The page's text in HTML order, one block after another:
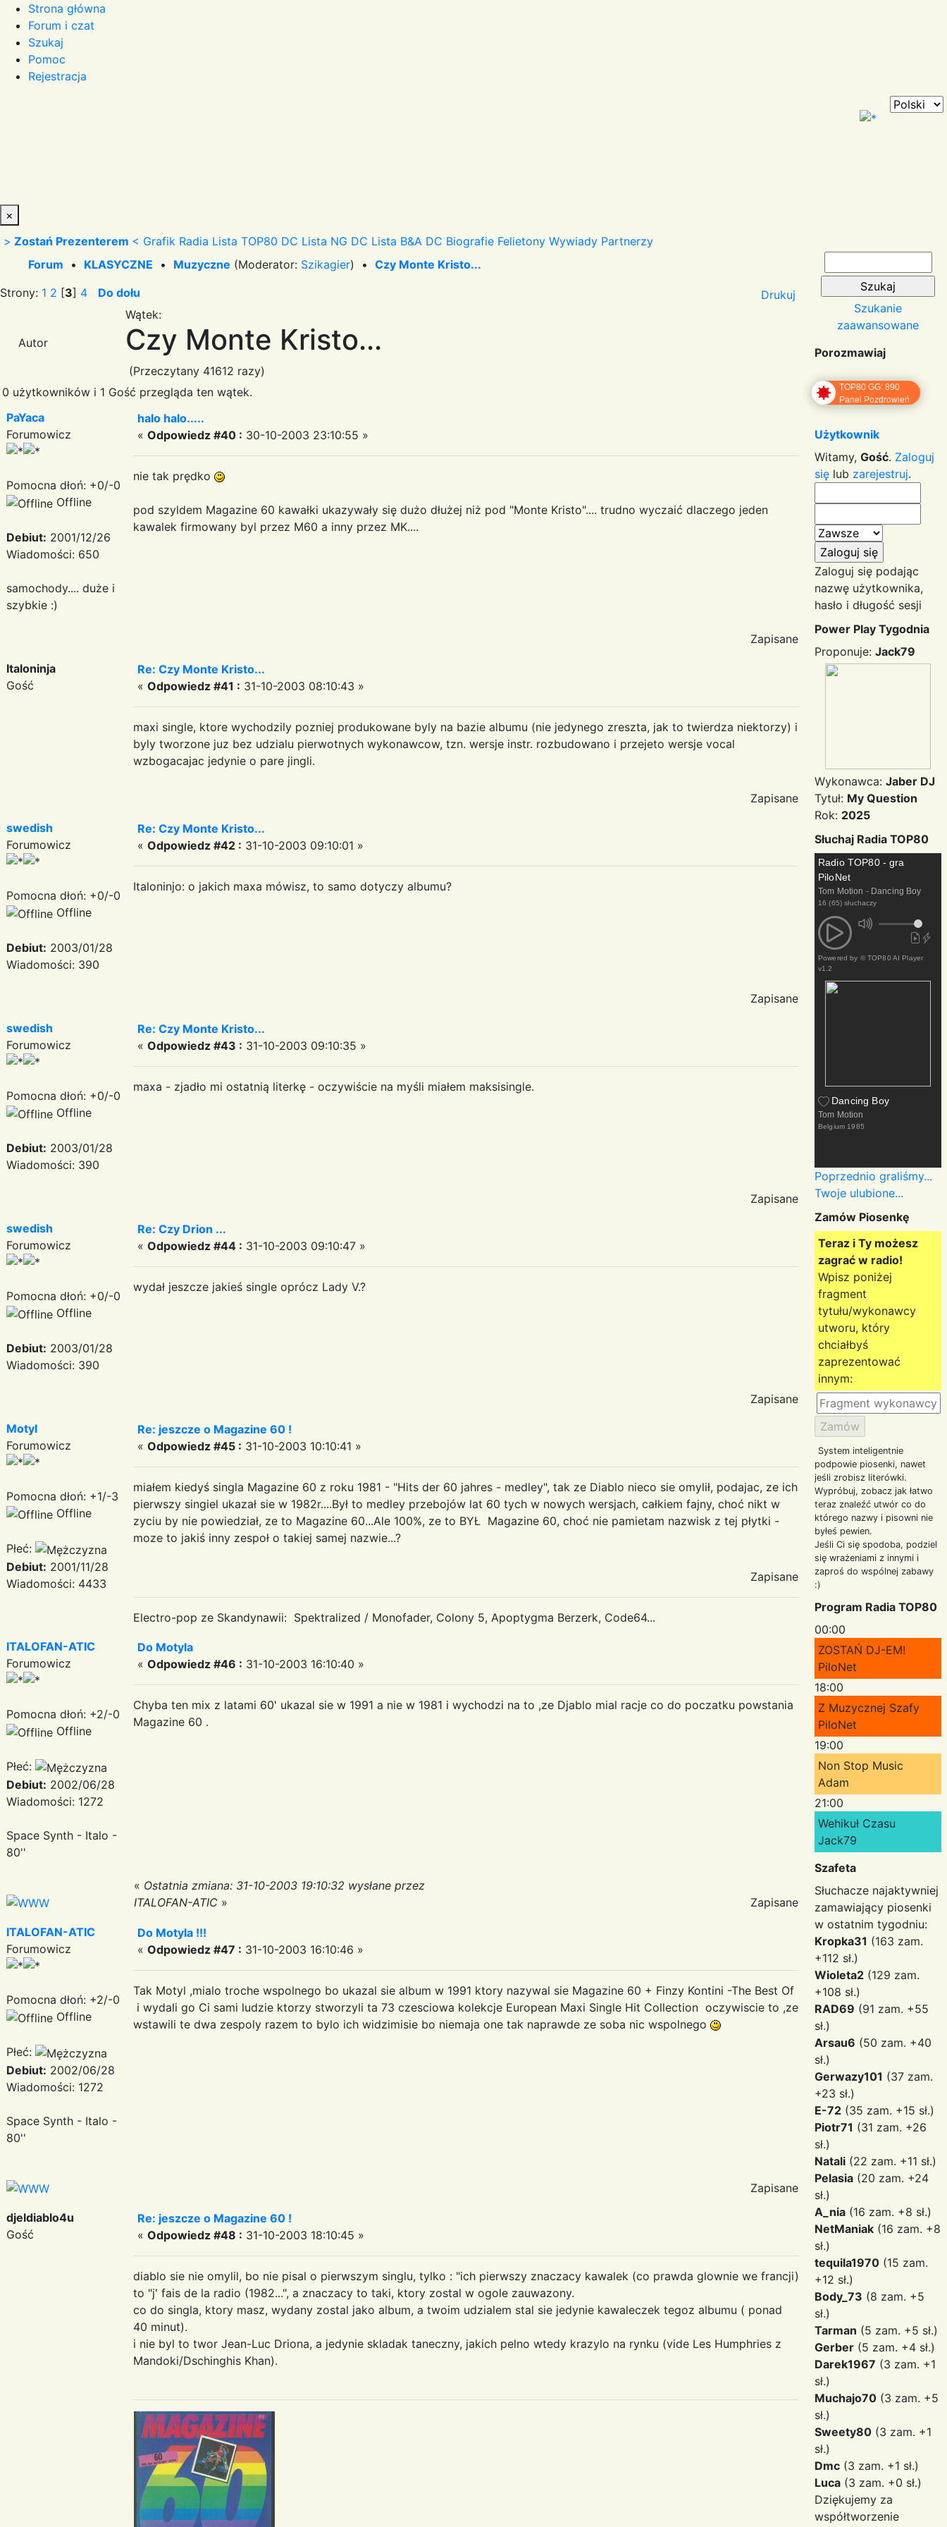
Strona główna
Forum i czat
Szukaj
Pomoc
Rejestracja
×
> Zostań Prezenterem < Grafik Radia Lista TOP80 DC Lista NG DC Lista B&A DC Biografie Felietony Wywiady Partnerzy
Forum • KLASYCZNE • Muzyczne (Moderator: Szikagier) • Czy Monte Kristo...
Strony: 1 2 [3] 4 Do dołu Drukuj
Autor
Wątek:
Czy Monte Kristo...
(Przeczytany 41612 razy)
0 użytkowników i 1 Gość przegląda ten wątek.
PaYaca
Forumowicz
Pomocna dłoń: +0/-0
Offline
Debiut: 2001/12/26
Wiadomości: 650
samochody.... duże i
szybkie :)
halo halo.....
« Odpowiedz #40 : 30-10-2003 23:10:55 »
nie tak prędko
pod szyldem Magazine 60 kawałki ukazywały się dużo dłużej niż pod "Monte Kristo".... trudno wyczaić dlaczego jeden
kawalek firmowany byl przez M60 a inny przez MK....
Zapisane
Italoninja
Gość
Re: Czy Monte Kristo...
« Odpowiedz #41 : 31-10-2003 08:10:43 »
maxi single, ktore wychodzily pozniej produkowane byly na bazie albumu (nie jedynego zreszta, jak to twierdza niektorzy) i
byly tworzone juz bez udzialu pierwotnych wykonawcow, tzn. wersje instr. rozbudowano i przejeto wersje vocal
wzbogacajac jedynie o pare jingli.
Zapisane
swedish
Forumowicz
Pomocna dłoń: +0/-0
Offline
Debiut: 2003/01/28
Wiadomości: 390
Re: Czy Monte Kristo...
« Odpowiedz #42 : 31-10-2003 09:10:01 »
Italoninjo: o jakich maxa mówisz, to samo dotyczy albumu?
Zapisane
swedish
Forumowicz
Pomocna dłoń: +0/-0
Offline
Debiut: 2003/01/28
Wiadomości: 390
Re: Czy Monte Kristo...
« Odpowiedz #43 : 31-10-2003 09:10:35 »
maxa - zjadło mi ostatnią literkę - oczywiście na myśli miałem maksisingle.
Zapisane
swedish
Forumowicz
Pomocna dłoń: +0/-0
Offline
Debiut: 2003/01/28
Wiadomości: 390
Re: Czy Drion ...
« Odpowiedz #44 : 31-10-2003 09:10:47 »
wydał jeszcze jakieś single oprócz Lady V.?
Zapisane
Motyl
Forumowicz
Pomocna dłoń: +1/-3
Offline
Płeć:
Debiut: 2001/11/28
Wiadomości: 4433
Re: jeszcze o Magazine 60 !
« Odpowiedz #45 : 31-10-2003 10:10:41 »
miałem kiedyś singla Magazine 60 z roku 1981 - "Hits der 60 jahres - medley", tak ze Diablo nieco sie omylił, podajac, ze ich
pierwszy singiel ukazał sie w 1982r....Był to medley przebojów lat 60 tych w nowych wersjach, całkiem fajny, choć nikt w
zyciu by nie powiedział, ze to Magazine 60...Ale 100%, ze to BYŁ Magazine 60, choć nie pamietam nazwisk z tej płytki -
moze to jakiś inny zespoł o takiej samej nazwie...?
Zapisane
Electro-pop ze Skandynawii: Spektralized / Monofader, Colony 5, Apoptygma Berzerk, Code64...
ITALOFAN-ATIC
Forumowicz
Pomocna dłoń: +2/-0
Offline
Płeć:
Debiut: 2002/06/28
Wiadomości: 1272
Space Synth - Italo -
80''
Do Motyla
« Odpowiedz #46 : 31-10-2003 16:10:40 »
Chyba ten mix z latami 60' ukazal sie w 1991 a nie w 1981 i wychodzi na to ,ze Djablo mial racje co do poczatku powstania
Magazine 60 .
« Ostatnia zmiana: 31-10-2003 19:10:32 wysłane przez
ITALOFAN-ATIC » Zapisane
ITALOFAN-ATIC
Forumowicz
Pomocna dłoń: +2/-0
Offline
Płeć:
Debiut: 2002/06/28
Wiadomości: 1272
Space Synth - Italo -
80''
Do Motyla !!!
« Odpowiedz #47 : 31-10-2003 16:10:46 »
Tak Motyl ,mialo troche wspolnego bo ukazal sie album w 1991 ktory nazywal sie Magazine 60 + Finzy Kontini -The Best Of
i wydali go Ci sami ludzie ktorzy stworzyli ta 73 czesciowa kolekcje European Maxi Single Hit Collection oczywiscie to ,ze
wstawili te dwa zespoly razem to bylo ich widzimisie bo niemaja one tak naprawde ze soba nic wspolnego
Zapisane
djeldiablo4u
Gość
Re: jeszcze o Magazine 60 !
« Odpowiedz #48 : 31-10-2003 18:10:45 »
diablo sie nie omylil, bo nie pisal o pierwszym singlu, tylko : "ich pierwszy znaczacy kawalek (co prawda glownie we francji)
to "j' fais de la radio (1982...", a znaczacy to taki, ktory zostal w ogole zauwazony.
co do singla, ktory masz, wydany zostal jako album, a twoim udzialem stal sie jedynie kawaleczek tegoz albumu ( ponad
40 minut).
i nie byl to twor Jean-Luc Driona, a jedynie skladak taneczny, jakich pelno wtedy krazylo na rynku (vide Les Humphries z
Mandoki/Dschinghis Khan).
Szukanie
zaawansowane
Porozmawiaj
TOP80 GG: 890
Panel Pozdrowień
Użytkownik
Witamy, Gość. Zaloguj
się lub zarejestruj.
Zaloguj się podając
nazwę użytkownika,
hasło i długość sesji
Power Play Tygodnia
Proponuje: Jack79
Wykonawca: Jaber DJ
Tytuł: My Question
Rok: 2025
Słuchaj Radia TOP80
Radio TOP80 - gra
PiloNet
Tom Motion - Dancing Boy
16 (65) słuchaczy
Powered by © TOP80 AI Player
v1.2
Dancing Boy
Tom Motion
Belgium 1985
Poprzednio graliśmy...
Twoje ulubione...
Zamów Piosenkę
Teraz i Ty możesz
zagrać w radio!
Wpisz poniżej
fragment
tytułu/wykonawcy
utworu, który
chciałbyś
zaprezentować
innym:
System inteligentnie
podpowie piosenki, nawet
jeśli zrobisz literówki.
Wypróbuj, zobacz jak łatwo
teraz znaleźć utwór co do
którego nazwy i pisowni nie
byłeś pewien.
Jeśli Ci się spodoba, podziel
się wrażeniami z innymi i
zaproś do wspólnej zabawy
:)
Program Radia TOP80
00:00
ZOSTAŃ DJ-EM!
PiloNet
18:00
Z Muzycznej Szafy
PiloNet
19:00
Non Stop Music
Adam
21:00
Wehikuł Czasu
Jack79
Szafeta
Słuchacze najaktywniej
zamawiający piosenki
w ostatnim tygodniu:
Kropka31 (163 zam.
+112 sł.)
Wioleta2 (129 zam.
+108 sł.)
RAD69 (91 zam. +55
sł.)
Arsau6 (50 zam. +40
sł.)
Gerwazy101 (37 zam.
+23 sł.)
E-72 (35 zam. +15 sł.)
Piotr71 (31 zam. +26
sł.)
Natali (22 zam. +11 sł.)
Pelasia (20 zam. +24
sł.)
A_nia (16 zam. +8 sł.)
NetManiak (16 zam. +8
sł.)
tequila1970 (15 zam.
+12 sł.)
Body_73 (8 zam. +5
sł.)
Tarman (5 zam. +5 sł.)
Gerber (5 zam. +4 sł.)
Darek1967 (3 zam. +1
sł.)
Muchajo70 (3 zam. +5
sł.)
Sweety80 (3 zam. +1
sł.)
Dmc (3 zam. +1 sł.)
Luca (3 zam. +0 sł.)
Dziękujemy za
współtworzenie